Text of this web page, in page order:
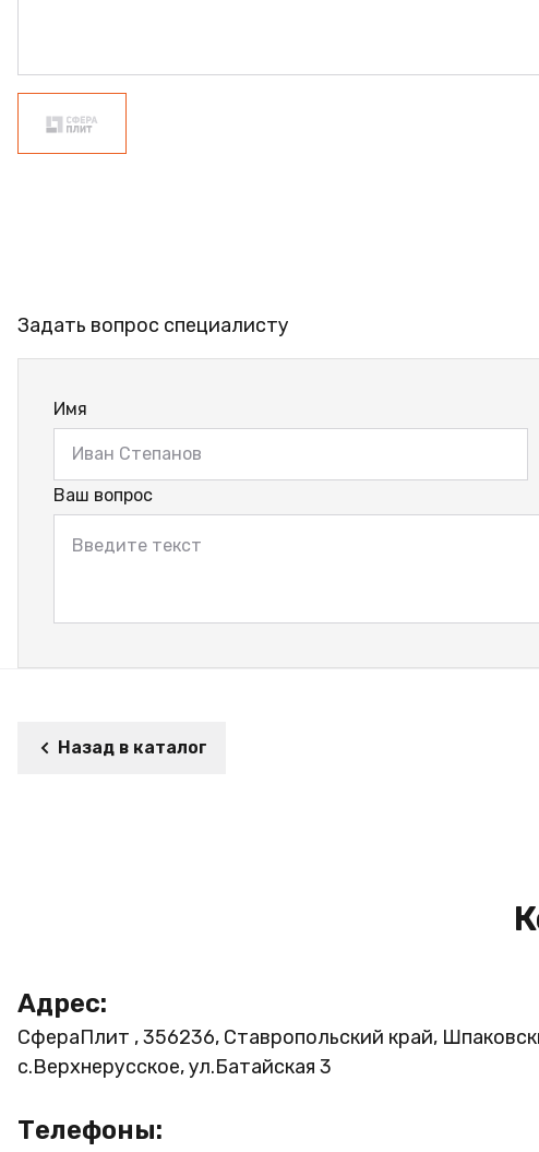
Задать вопрос специалисту
Имя
Ваш вопрос
Назад в каталог
Адрес:
СфераПлит , 356236, Ставропольский край,
с.Верхнерусское, ул.Батайская 3
Телефоны: